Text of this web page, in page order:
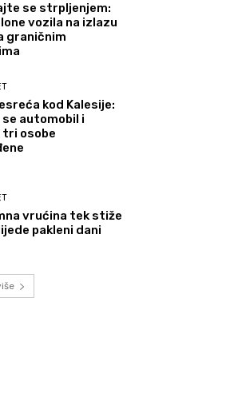
se strpljenjem:
vozila na izlazu
graničnim
kod Kalesije:
automobil i
tri osobe
vrućina tek stiže
pakleni dani